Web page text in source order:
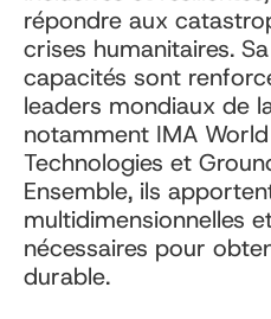
répondre aux
crises humanitaires.
capacités sont
leaders mondiaux de
notamment IMA
Technologies et
Ensemble, ils
multidimensionnelles
nécessaires pour
durable.